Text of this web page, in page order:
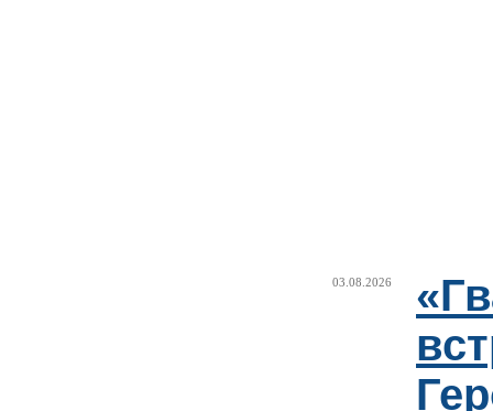
03.08.2026